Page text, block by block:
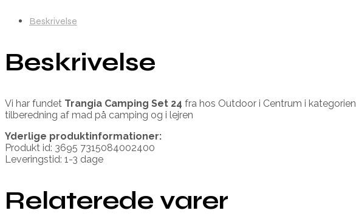
Beskrivelse
Beskrivelse
Vi har fundet Trangia Camping Set 24 fra hos Outdoor i Centrum i kategorien
tilberedning af mad på camping og i lejren
Yderlige produktinformationer:
Produkt id: 3695 7315084002400
Leveringstid: 1-3 dage
Relaterede varer